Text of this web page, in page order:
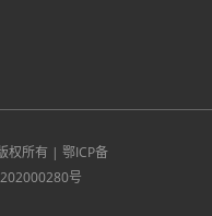
权所有 | 鄂ICP备
号